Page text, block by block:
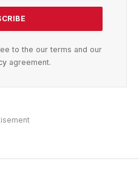
to the our terms and our
agreement.